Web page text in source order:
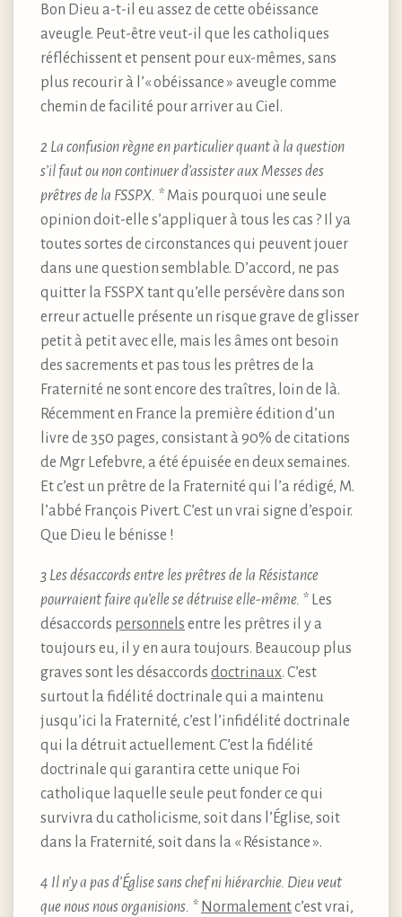
Bon Dieu a-t-il eu assez de cette obéissance
aveugle. Peut-être veut-il que les catholiques
réfléchissent et pensent pour eux-mêmes, sans
plus recourir à l’« obéissance » aveugle comme
chemin de facilité pour arriver au Ciel.
2 La confusion règne en particulier quant à la question
s’il faut ou non continuer d’assister aux Messes des
prêtres de la FSSPX. * Mais pourquoi une seule
opinion doit-elle s’appliquer à tous les cas ? Il ya
toutes sortes de circonstances qui peuvent jouer
dans une question semblable. D’accord, ne pas
quitter la FSSPX tant qu’elle persévère dans son
erreur actuelle présente un risque grave de glisser
petit à petit avec elle, mais les âmes ont besoin
des sacrements et pas tous les prêtres de la
Fraternité ne sont encore des traîtres, loin de là.
Récemment en France la première édition d’un
livre de 350 pages, consistant à 90% de citations
de Mgr Lefebvre, a été épuisée en deux semaines.
Et c’est un prêtre de la Fraternité qui l’a rédigé, M.
l’abbé François Pivert. C’est un vrai signe d’espoir.
Que Dieu le bénisse !
3 Les désaccords entre les prêtres de la Résistance
pourraient faire qu’elle se détruise elle-même. * Les
désaccords personnels entre les prêtres il y a
toujours eu, il y en aura toujours. Beaucoup plus
graves sont les désaccords doctrinaux. C’est
surtout la fidélité doctrinale qui a maintenu
jusqu’ici la Fraternité, c’est l’infidélité doctrinale
qui la détruit actuellement. C’est la fidélité
doctrinale qui garantira cette unique Foi
catholique laquelle seule peut fonder ce qui
survivra du catholicisme, soit dans l’Église, soit
dans la Fraternité, soit dans la « Résistance ».
4 Il n’y a pas d’Église sans chef ni hiérarchie. Dieu veut
que nous nous organisions. * Normalementc’est vrai,